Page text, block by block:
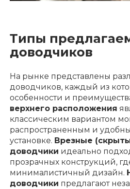
Типы
доводчиков
На рынке представлены
доводчиков, каждый из
особенности и
верхнего расположения
классическим вариантом
распространенным и
установке. Врезные
доводчики идеально
прозрачных конструкций,
минималистичный дизайн.
доводчики предлагают